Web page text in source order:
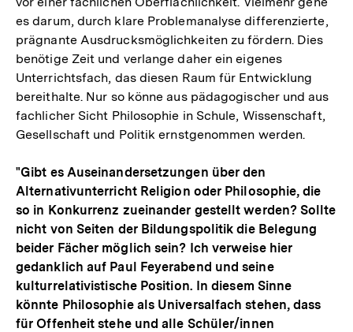
es darum, durch klare Problemanalyse differenzierte,
prägnante Ausdrucksmöglichkeiten zu fördern. Dies
benötige Zeit und verlange daher ein eigenes
Unterrichtsfach, das diesen Raum für Entwicklung
bereithalte. Nur so könne aus pädagogischer und aus
fachlicher Sicht Philosophie in Schule, Wissenschaft,
Gesellschaft und Politik ernstgenommen werden.
"Gibt es Auseinandersetzungen über den
Alternativunterricht Religion oder Philosophie, die
so in Konkurrenz zueinander gestellt werden? Sollte
nicht von Seiten der Bildungspolitik die Belegung
beider Fächer möglich sein? Ich verweise hier
gedanklich auf Paul Feyerabend und seine
kulturrelativistische Position. In diesem Sinne
könnte Philosophie als Universalfach stehen, dass
für Offenheit stehe und alle Schüler/innen